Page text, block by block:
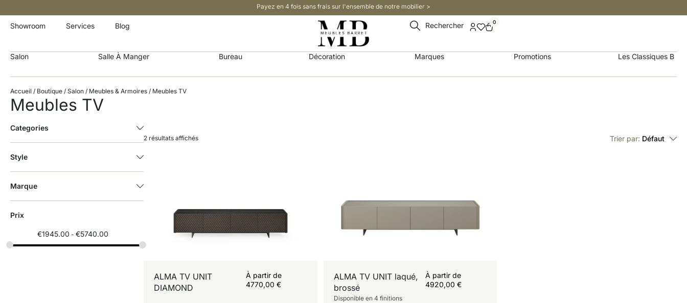
Payez en 4 fois sans frais sur l'ensemble de notre mobilier >​
Showroom Services Blog Rechercher 0
Salon Salle À Manger Bureau Décoration Marques Promotions Les Classiques B
Accueil / Boutique / Salon / Meubles & Armoires / Meubles TV
Meubles TV
Categories
Style
Marque
Prix
€1945.00 €5740.00
Trier par: Défaut
ALMA TV UNIT
DIAMOND
À partir de
4770,00 €
ALMA TV UNIT laqué,
brossé
Disponible en 4 finitions
À partir de
4920,00€
2 résultats affichés